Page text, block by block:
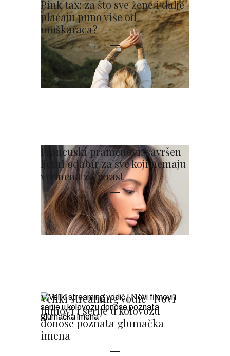
Pink tax: za što sve žene i dalje
plaćaju puno više od
muškaraca?
Francuski pramenovi: savršen
ljetni odabir za sve koji nemaju
vremena za izrast
Veliki streaming vodič | Novi
filmovi i serije u kolovozu
donose poznata glumačka
imena